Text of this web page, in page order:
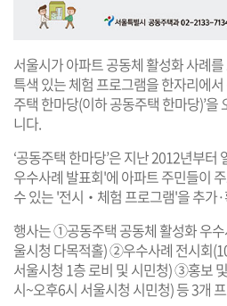
서울시가 아파트 공동체 활성화 사례
특색 있는 체험 프로그램을 한자리에
주택 한마당(이하 공동주택 한마당)’
니다.
‘공동주택 한마당’은 지난 2012년부
우수사례 발표회'에 아파트 주민들이
수 있는 '전시‧체험 프로그램'을 추가
행사는 ①공동주택 공동체 활성화 우
울시청 다목적홀) ②우수사례 전시회
서울시청 1층 로비 및 시민청) ③홍보
시~오후6시 서울시청 시민청) 등 3개